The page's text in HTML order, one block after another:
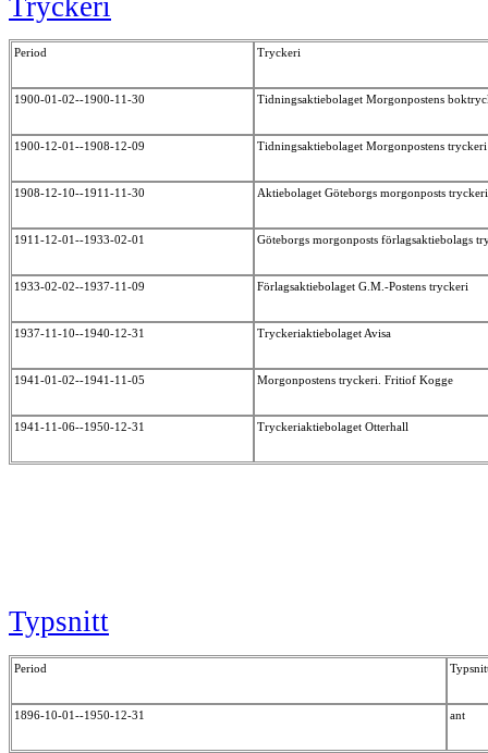
Tryckeri
Period Tryckeri
1900-01-02--1900-11-30 Tidningsaktiebolaget Morgonpostens
1900-12-01--1908-12-09 Tidningsaktiebolaget Morgonpostens
1908-12-10--1911-11-30 Aktiebolaget Göteborgs morgonposts
1911-12-01--1933-02-01 Göteborgs morgonposts förlagsaktiebolags
1933-02-02--1937-11-09 Förlagsaktiebolaget G.M.-Postens tryckeri
1937-11-10--1940-12-31 Tryckeriaktiebolaget Avisa
1941-01-02--1941-11-05 Morgonpostens tryckeri. Fritiof Kogge
1941-11-06--1950-12-31 Tryckeriaktiebolaget Otterhall
Typsnitt
Period
1896-10-01--1950-12-31 ant